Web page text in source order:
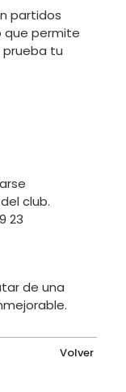
partidos
que permite
prueba tu
club.
23
de una
Volver